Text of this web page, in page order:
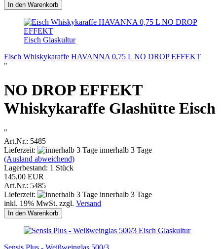
In den Warenkorb
Eisch Glaskultur
Eisch Whiskykaraffe HAVANNA 0,75 L NO DROP EFFEKT
"
NO DROP EFFEKT
Whiskykaraffe Glashütte Eisch
"
Art.Nr.: 5485
Lieferzeit:
innerhalb 3 Tage
(Ausland abweichend)
Lagerbestand: 1 Stück
145,00 EUR
Art.Nr.: 5485
Lieferzeit:
innerhalb 3 Tage
inkl. 19% MwSt. zzgl. Versand
In den Warenkorb
Eisch Glaskultur